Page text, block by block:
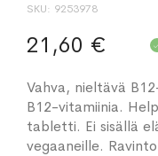
SKU 9253978
21,60 €
Vahva, nieltävä
B12-vitamiinia.
tabletti. Ei sisällä
vegaaneille.